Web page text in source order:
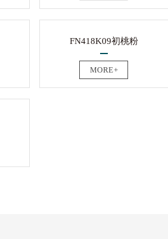
FN418K09初桃粉
MORE+